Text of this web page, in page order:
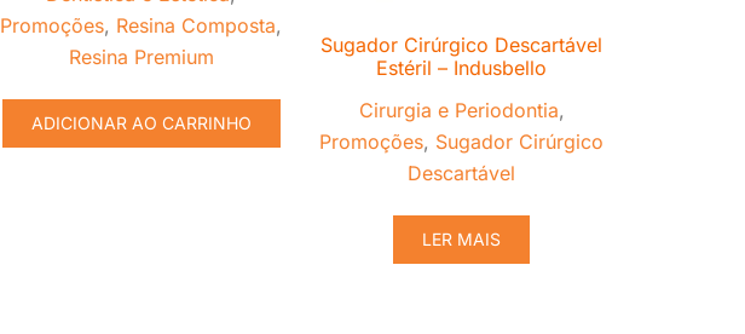
Promoções, Resina Composta,
Resina Premium
ADICIONAR AO CARRINHO
Sugador Cirúrgico Descartável
Estéril – Indusbello
Cirurgia e Periodontia,
Promoções, Sugador Cirúrgico
Descartável
LER MAIS